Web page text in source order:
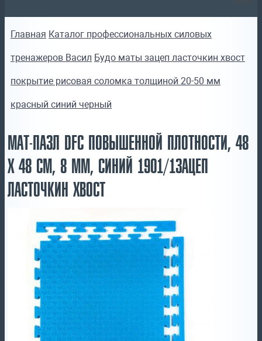
Главная Каталог профессиональных силовых
тренажеров Васил Будо маты зацеп ласточкин хвост
покрытие рисовая соломка толщиной 20-50 мм
красный синий черный
МАТ-ПАЗЛ DFC ПОВЫШЕННОЙ ПЛОТНОСТИ, 48
Х 48 СМ, 8 ММ, СИНИЙ 1901/1ЗАЦЕП
ЛАСТОЧКИН ХВОСТ